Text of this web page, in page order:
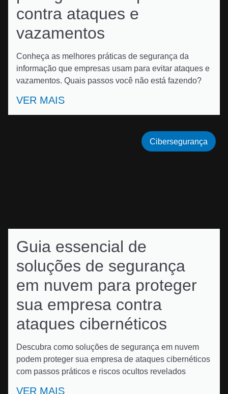
contra ataques e
vazamentos
Conheça as melhores práticas de segurança da
informação que empresas usam para evitar ataques e
vazamentos. Quais passos você não está fazendo?
VER MAIS
Guia essencial de
soluções de segurança
em nuvem para proteger
sua empresa contra
ataques cibernéticos
Descubra como soluções de segurança em nuvem
podem proteger sua empresa de ataques cibernéticos
com passos práticos e riscos ocultos revelados
VER MAIS
Cibersegurança